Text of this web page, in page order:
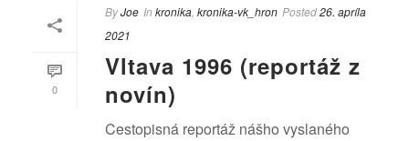
0
ByJoe In kronika kronika-vk_hron Posted26. apríla
2021
Vltava 1996 (reportáž z
novín)
Cestopisná reportáž nášho vyslaného